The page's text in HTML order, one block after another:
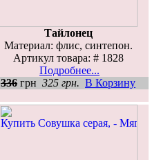
Тайлонец
Материал: флис, синтепон.
Артикул товара: # 1828
Подробнее...
336 грн 325 грн. В Корзину